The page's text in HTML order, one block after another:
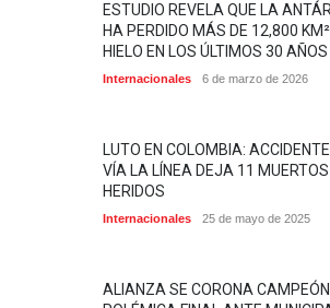
ESTUDIO REVELA QUE LA
HA PERDIDO MÁS DE 12,800
HIELO EN LOS ÚLTIMOS 30 AÑOS
Internacionales 6 de marzo de 2026
LUTO EN COLOMBIA:
VÍA LA LÍNEA DEJA 11
HERIDOS
Internacionales 25 de mayo de 2025
ALIANZA SE CORONA